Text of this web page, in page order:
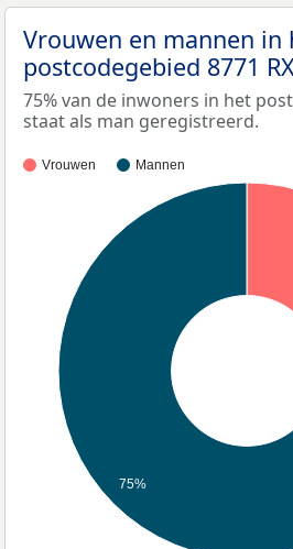
Vrouwen en mannen in
postcodegebied 8771 RX
75% van de inwoners in het
staat als man geregistreerd.
Vrouwen Mannen
75%